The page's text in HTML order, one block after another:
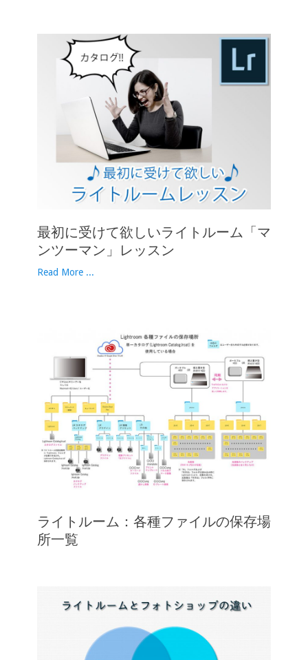
最初に受けて欲しいライトルーム「マ
ンツーマン」レッスン
Read More ...
ライトルーム：各種ファイルの保存場
所一覧